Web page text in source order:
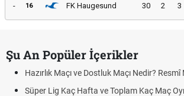
-
16 FK Haugesund 30 2 3
Şu An Popüler İçerikler
Hazırlık Maçı ve Dostluk Maçı Nedir?
Süper Lig Kaç Hafta ve Toplam Kaç Maç